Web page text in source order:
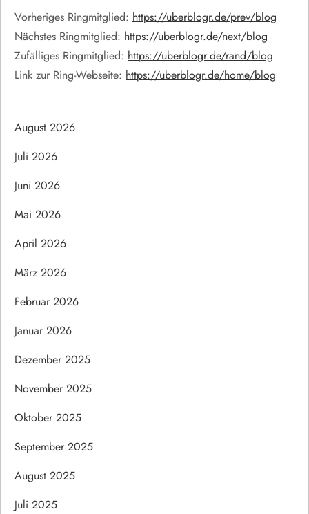
Vorheriges Ringmitglied: https://uberblogr.de/prev/blog
Nächstes Ringmitglied: https://uberblogr.de/next/blog
Zufälliges Ringmitglied: https://uberblogr.de/rand/blog
Link zur Ring-Webseite: https://uberblogr.de/home/blog
August 2026
Juli 2026
Juni 2026
Mai 2026
April 2026
März 2026
Februar 2026
Januar 2026
Dezember 2025
November 2025
Oktober 2025
September 2025
August 2025
Juli 2025